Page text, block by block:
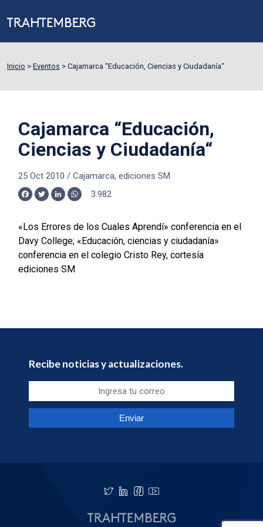
Inicio > Eventos > Cajamarca “Educación, Ciencias y Ciudadanía“
Cajamarca “Educación,
Ciencias y Ciudadanía“
25 Oct 2010 / Cajamarca, ediciones SM
Facebook
TwitterLinkedInWhatsApp
3.982
«Los Errores de los Cuales Aprendí» conferencia en el
Davy College; «Educación, ciencias y ciudadanía»
conferencia en el colegio Cristo Rey, cortesía
ediciones SM
Recibe noticias y actualizaciones.